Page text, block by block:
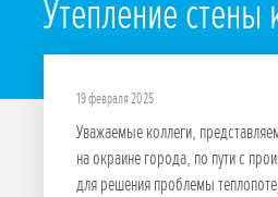
Утепление
19 февраля 2025
Уважаемые коллеги,
на окраине города, по пути с
для решения проблемы